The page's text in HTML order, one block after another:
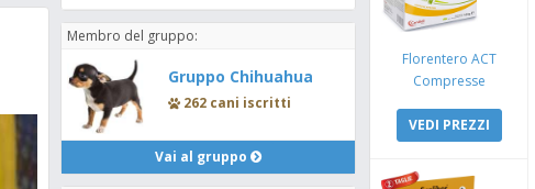
Membro del gruppo:
Gruppo Chihuahua
262 cani iscritti
Vai al gruppo
Florentero ACT
Compresse
VEDI PREZZI